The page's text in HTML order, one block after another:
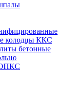
колодцы ККС
бетонные